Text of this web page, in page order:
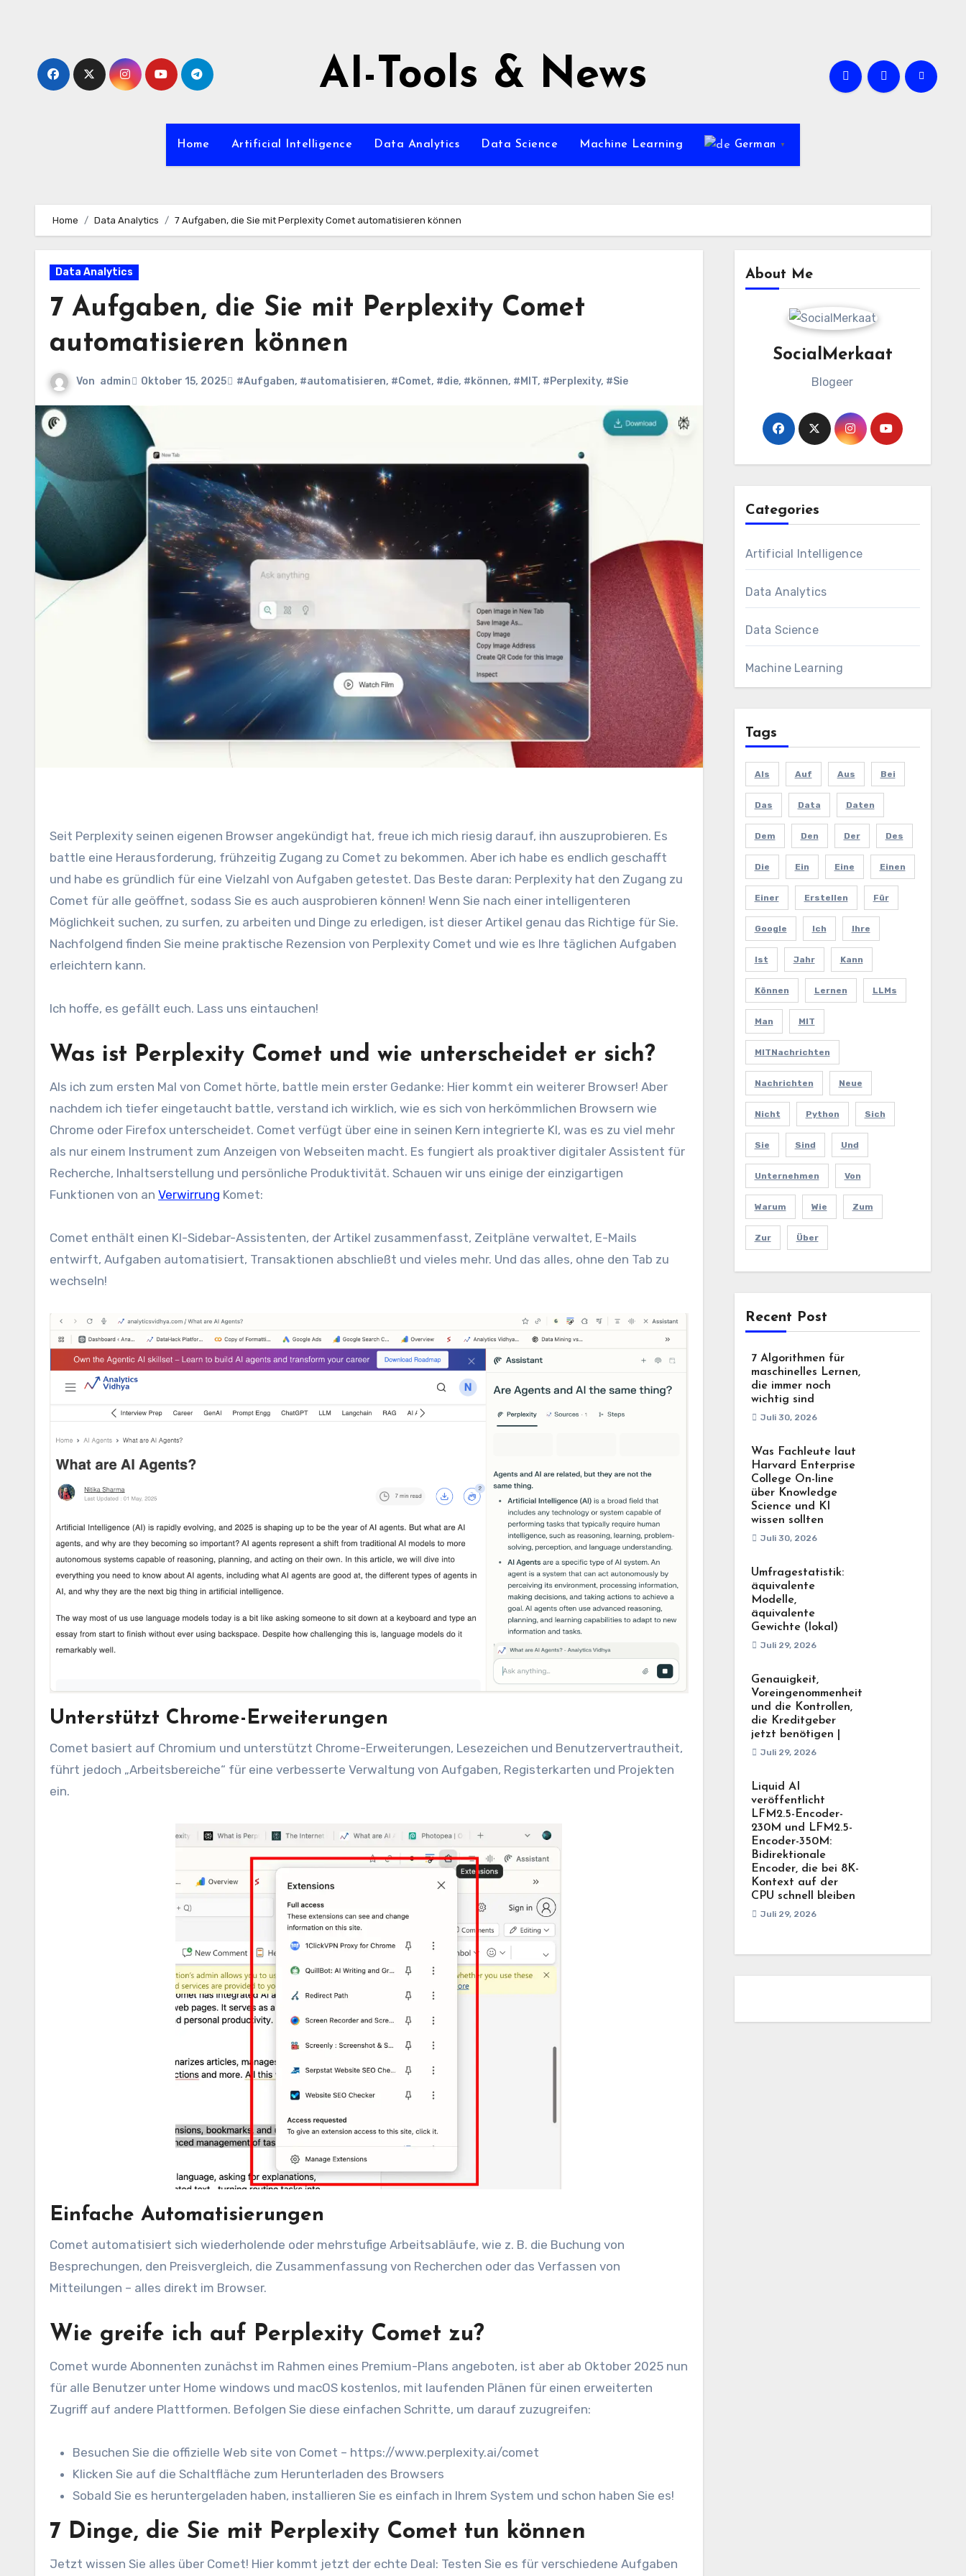
AI-Tools & News
Home Artificial Intelligence Data Analytics Data Science Machine Learning German ▼
Home Data Analytics 7 Aufgaben, die Sie mit Perplexity Comet automatisieren können
Data Analytics
7 Aufgaben, die Sie mit Perplexity Comet
automatisieren können
Von admin Oktober 15, 2025 #Aufgaben, #automatisieren, #Comet, #die, #können, #MIT, #Perplexity, #Sie
Seit Perplexity seinen eigenen Browser angekündigt hat, freue ich mich riesig darauf, ihn auszuprobieren. Es
battle eine Herausforderung, frühzeitig Zugang zu Comet zu bekommen. Aber ich habe es endlich geschafft
und habe es gründlich für eine Vielzahl von Aufgaben getestet. Das Beste daran: Perplexity hat den Zugang zu
Comet für alle geöffnet, sodass Sie es auch ausprobieren können! Wenn Sie nach einer intelligenteren
Möglichkeit suchen, zu surfen, zu arbeiten und Dinge zu erledigen, ist dieser Artikel genau das Richtige für Sie.
Nachfolgend finden Sie meine praktische Rezension von Perplexity Comet und wie es Ihre täglichen Aufgaben
erleichtern kann.
Ich hoffe, es gefällt euch. Lass uns eintauchen!
Was ist Perplexity Comet und wie unterscheidet er sich?
Als ich zum ersten Mal von Comet hörte, battle mein erster Gedanke: Hier kommt ein weiterer Browser! Aber
nachdem ich tiefer eingetaucht battle, verstand ich wirklich, wie es sich von herkömmlichen Browsern wie
Chrome oder Firefox unterscheidet. Comet verfügt über eine in seinen Kern integrierte KI, was es zu viel mehr
als nur einem Instrument zum Anzeigen von Webseiten macht. Es fungiert als proaktiver digitaler Assistent für
Recherche, Inhaltserstellung und persönliche Produktivität. Schauen wir uns einige der einzigartigen
Funktionen von an Verwirrung Komet:
Comet enthält einen KI-Sidebar-Assistenten, der Artikel zusammenfasst, Zeitpläne verwaltet, E-Mails
entwirft, Aufgaben automatisiert, Transaktionen abschließt und vieles mehr. Und das alles, ohne den Tab zu
wechseln!
Unterstützt Chrome-Erweiterungen
Comet basiert auf Chromium und unterstützt Chrome-Erweiterungen, Lesezeichen und Benutzervertrautheit,
führt jedoch „Arbeitsbereiche“ für eine verbesserte Verwaltung von Aufgaben, Registerkarten und Projekten
ein.
Einfache Automatisierungen
Comet automatisiert sich wiederholende oder mehrstufige Arbeitsabläufe, wie z. B. die Buchung von
Besprechungen, den Preisvergleich, die Zusammenfassung von Recherchen oder das Verfassen von
Mitteilungen – alles direkt im Browser.
Wie greife ich auf Perplexity Comet zu?
Comet wurde Abonnenten zunächst im Rahmen eines Premium-Plans angeboten, ist aber ab Oktober 2025 nun
für alle Benutzer unter Home windows und macOS kostenlos, mit laufenden Plänen für einen erweiterten
Zugriff auf andere Plattformen. Befolgen Sie diese einfachen Schritte, um darauf zuzugreifen:
Besuchen Sie die offizielle Web site von Comet – https://www.perplexity.ai/comet
Klicken Sie auf die Schaltfläche zum Herunterladen des Browsers
Sobald Sie es heruntergeladen haben, installieren Sie es einfach in Ihrem System und schon haben Sie es!
7 Dinge, die Sie mit Perplexity Comet tun können
Jetzt wissen Sie alles über Comet! Hier kommt jetzt der echte Deal: Testen Sie es für verschiedene Aufgaben
About Me
SocialMerkaat
Blogeer
Categories
Artificial Intelligence
Data Analytics
Data Science
Machine Learning
Tags
Als Auf Aus Bei
Das Data Daten
Dem Den Der Des
Die Ein Eine Einen
Einer Erstellen Für
Google Ich Ihre
Ist Jahr Kann
Können Lernen LLMs
Man MIT
MITNachrichten
Nachrichten Neue
Nicht Python Sich
Sie Sind Und
Unternehmen Von
Warum Wie Zum
Zur Über
Recent Post
7 Algorithmen für
maschinelles Lernen,
die immer noch
wichtig sind
Juli 30, 2026
Was Fachleute laut
Harvard Enterprise
College On-line
über Knowledge
Science und KI
wissen sollten
Juli 30, 2026
Umfragestatistik:
äquivalente
Modelle,
äquivalente
Gewichte (lokal)
Juli 29, 2026
Genauigkeit,
Voreingenommenheit
und die Kontrollen,
die Kreditgeber
jetzt benötigen |
Juli 29, 2026
Liquid AI
veröffentlicht
LFM2.5-Encoder-
230M und LFM2.5-
Encoder-350M:
Bidirektionale
Encoder, die bei 8K-
Kontext auf der
CPU schnell bleiben
Juli 29, 2026